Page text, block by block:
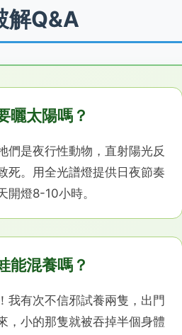
解Q&A
曬太陽嗎？
們是夜行性動物，直射陽光反
死。用全光譜燈提供日夜節奏
開燈8-10小時。
能混養嗎？
我有次不信邪試養兩隻，出門
，小的那隻就被吞掉半個身體